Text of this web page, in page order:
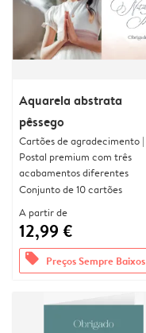
Aquarela abstrata
pêssego
Cartões de agradecimento |
Postal premium com três
acabamentos diferentes
Conjunto de 10 cartões
A partir de
12,99 €
offers Preços Sempre Baixos